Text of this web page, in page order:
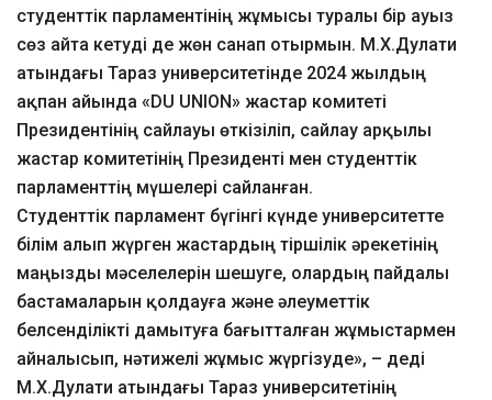
студенттік парламентінің жұмысы туралы бір ауыз
сөз айта кетуді де жөн санап отырмын. М.Х.Дулати
атындағы Тараз университетінде 2024 жылдың
ақпан айында «DU UNION» жастар комитеті
Президентінің сайлауы өткізіліп, сайлау арқылы
жастар комитетінің Президенті мен студенттік
парламенттің мүшелері сайланған.
Студенттік парламент бүгінгі күнде университетте
білім алып жүрген жастардың тіршілік әрекетінің
маңызды мәселелерін шешуге, олардың пайдалы
бастамаларын қолдауға және әлеуметтік
белсенділікті дамытуға бағытталған жұмыстармен
айналысып, нәтижелі жұмыс жүргізуде», – деді
М.Х.Дулати атындағы Тараз университетінің